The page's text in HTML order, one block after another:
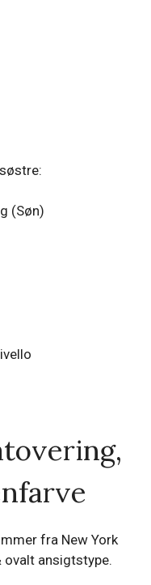
(Søn)
fra New York
ovalt ansigtstype.